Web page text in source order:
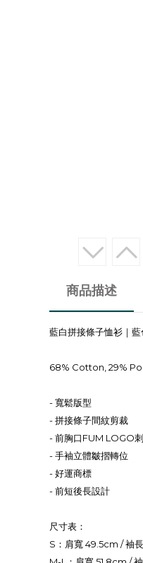
商品描述
藍白拼接條子恤衫｜
68% Cotton, 29%
- 寬鬆版型
- 拼接條子間紋剪裁
- 前胸口FUM LOGO
- 手袖立體皺摺轉位
- 好運商標
- 前短後長設計
尺寸表：
S：肩寬 49.5cm / 袖